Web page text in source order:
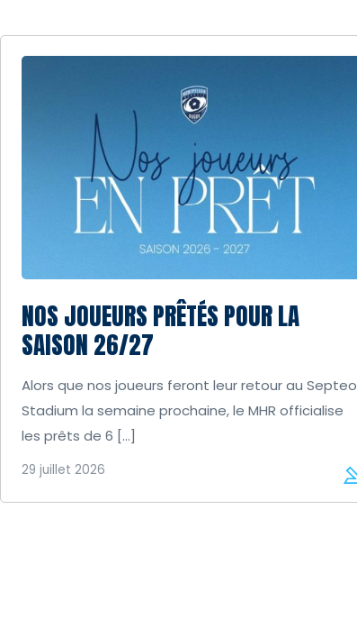
NOS JOUEURS PRÊTÉS POUR LA
SAISON 26/27
Alors que nos joueurs feront leur retour au Septeo
Stadium la semaine prochaine, le MHR officialise
les prêts de 6 […]
29 juillet 2026